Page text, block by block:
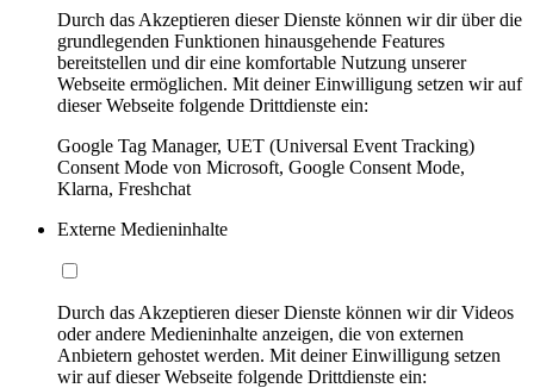
Durch das Akzeptieren dieser Dienste können wir dir über die
grundlegenden Funktionen hinausgehende Features
bereitstellen und dir eine komfortable Nutzung unserer
Webseite ermöglichen. Mit deiner Einwilligung setzen wir auf
dieser Webseite folgende Drittdienste ein:
Google Tag Manager, UET (Universal Event Tracking)
Consent Mode von Microsoft, Google Consent Mode,
Klarna, Freshchat
Externe Medieninhalte
Durch das Akzeptieren dieser Dienste können wir dir Videos
oder andere Medieninhalte anzeigen, die von externen
Anbietern gehostet werden. Mit deiner Einwilligung setzen
wir auf dieser Webseite folgende Drittdienste ein: